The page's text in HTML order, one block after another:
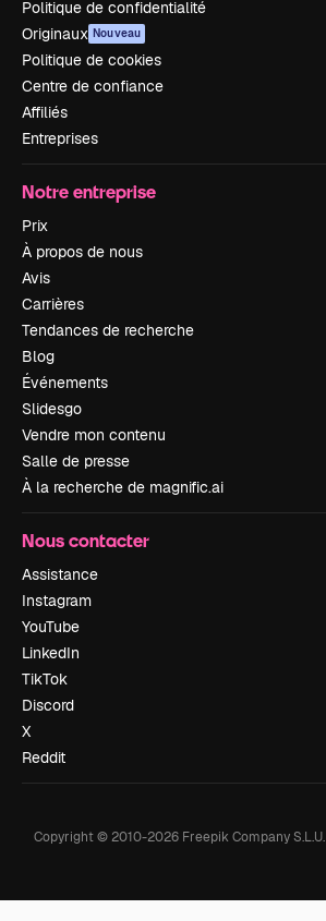
Politique de confidentialité
Originaux Nouveau
Politique de cookies
Centre de confiance
Affiliés
Entreprises
Notre entreprise
Prix
À propos de nous
Avis
Carrières
Tendances de recherche
Blog
Événements
Slidesgo
Vendre mon contenu
Salle de presse
À la recherche de magnific.ai
Nous contacter
Assistance
Instagram
YouTube
LinkedIn
TikTok
Discord
X
Reddit
Copyright © 2010-2026 Freepik Company S.L.U.